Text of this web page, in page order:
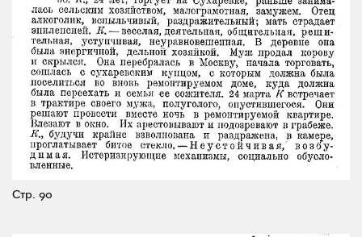
Стр. 90